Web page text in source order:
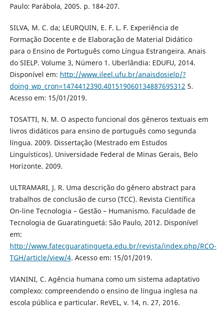
Paulo: Parábola, 2005. p. 184-207.
SILVA, M. C. da; LEURQUIN, E. F. L. F. Experiência de
Formação Docente e de Elaboração de Material Didático
para o Ensino de Português como Língua Estrangeira. Anais
do SIELP. Volume 3, Número 1. Uberlândia: EDUFU, 2014.
Disponível em: http://www.ileel.ufu.br/anaisdosielp/?
doing_wp_cron=1474412390.401519060134887695312 5.
Acesso em: 15/01/2019.
TOSATTI, N. M. O aspecto funcional dos gêneros textuais em
livros didáticos para ensino de português como segunda
língua. 2009. Dissertação (Mestrado em Estudos
Linguísticos). Universidade Federal de Minas Gerais, Belo
Horizonte. 2009.
ULTRAMARI, J. R. Uma descrição do gênero abstract para
trabalhos de conclusão de curso (TCC). Revista Científica
On-line Tecnologia – Gestão – Humanismo. Faculdade de
Tecnologia de Guaratinguetá: São Paulo, 2012. Disponível
em:
http://www.fatecguaratingueta.edu.br/revista/index.php/RCO-
TGH/article/view/4. Acesso em: 15/01/2019.
VIANINI, C. Agência humana como um sistema adaptativo
complexo: compreendendo o ensino de língua inglesa na
escola pública e particular. ReVEL, v. 14, n. 27, 2016.